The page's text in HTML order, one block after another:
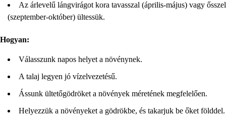
Az árlevelű lángvirágot kora tavasszal (április-május) vagy ősszel
(szeptember-október) ültessük.
Hogyan:
Válasszunk napos helyet a növénynek.
A talaj legyen jó vízelvezetésű.
Ássunk ültetőgödröket a növények méretének megfelelően.
Helyezzük a növényeket a gödrökbe, és takarjuk be őket földdel.